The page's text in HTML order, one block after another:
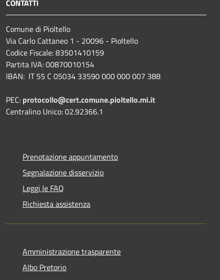
CONTATTI
Comune di Pioltello
Via Carlo Cattaneo 1 - 20096 - Pioltello
Codice Fiscale: 83501410159
Partita IVA: 00870010154
IBAN: IT 55 C 05034 33590 000 000 007 388
PEC: protocollo@cert.comune.pioltello.mi.it
Centralino Unico: 02.92366.1
Prenotazione appuntamento
Segnalazione disservizio
Leggi le FAQ
Richiesta assistenza
Amministrazione trasparente
Albo Pretorio